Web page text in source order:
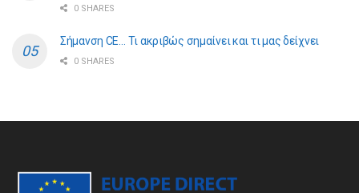
0 SHARES
Σήμανση CE… Τι ακριβώς σημαίνει και τι μας δείχνει
0 SHARES